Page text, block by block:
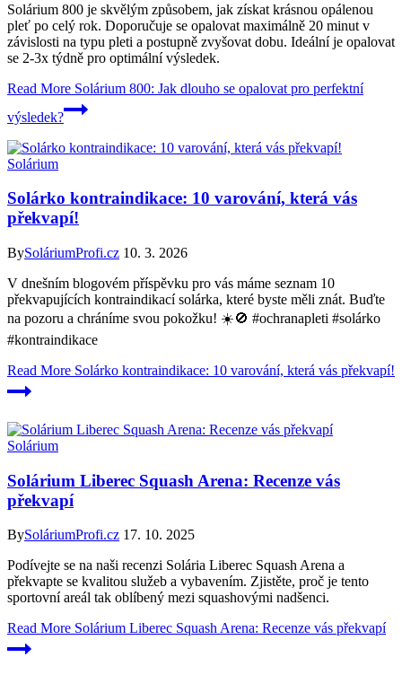
Solárium 800 je skvělým způsobem, jak získat krásnou opálenou
pleť po celý rok. Doporučuje se opalovat maximálně 20 minut v
závislosti na typu pleti a postupně zvyšovat dobu. Ideální je opalovat
se 2-3x týdně pro optimální výsledek.
Read More Solárium 800: Jak dlouho se opalovat pro perfektní
výsledek?
Solárium
Solárko kontraindikace: 10 varování, která vás
překvapí!
BySoláriumProfi.cz 10. 3. 2026
V dnešním blogovém příspěvku pro vás máme seznam 10
překvapujících kontraindikací solárka, které byste měli znát. Buďte
na pozoru a chráníme svou pokožku! ☀️🚫 #ochranapleti #solárko
#kontraindikace
Read More Solárko kontraindikace: 10 varování, která vás překvapí!
Solárium
Solárium Liberec Squash Arena: Recenze vás
překvapí
BySoláriumProfi.cz 17. 10. 2025
Podívejte se na naši recenzi Solária Liberec Squash Arena a
překvapte se kvalitou služeb a vybavením. Zjistěte, proč je tento
sportovní areál tak oblíbený mezi squashovými nadšenci.
Read More Solárium Liberec Squash Arena: Recenze vás překvapí